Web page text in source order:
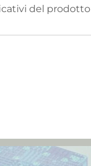
del prodotto